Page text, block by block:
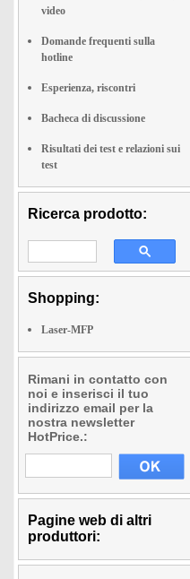
video
Domande frequenti sulla
hotline
Esperienza, riscontri
Bacheca di discussione
Risultati dei test e relazioni sui
test
Ricerca prodotto:
Shopping:
Laser-MFP
Rimani in contatto con
noi e inserisci il tuo
indirizzo email per la
nostra newsletter
HotPrice.:
Pagine web di altri
produttori: